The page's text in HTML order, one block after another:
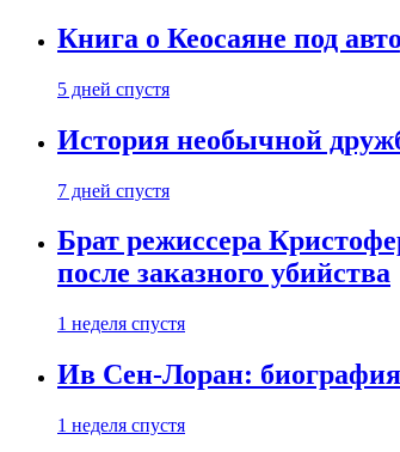
Книга о Кеосаяне под
5 дней спустя
История необычной
7 дней спустя
Брат режиссера
после заказного убийства
1 неделя спустя
Ив Сен-Лоран:
1 неделя спустя